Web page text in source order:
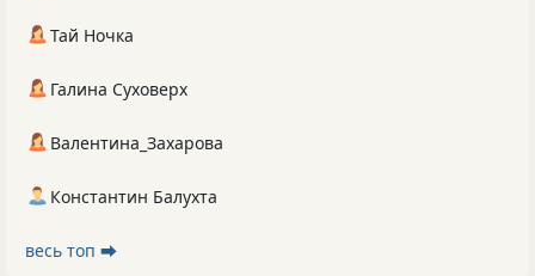
Тай Ночка
Галина Суховерх
Валентина_Захарова
Константин Балухта
весь топ ⮕